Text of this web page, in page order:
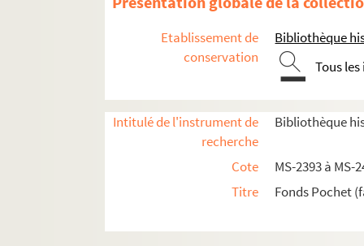
Etablissement de
conservation
Bibliothèque
Tous
Intitulé de l'instrument de
recherche
Bibliothèque
Cote
MS-2393 à MS-
Titre
Fonds Pochet
4-MS-2399. Papiers de Jean-Baptiste-
4-MS-2400. Succession d'Estelle-
Papiers relatifs au décès de Louis-Jean
2-MS-2402. Papiers Pochet-Deroche.
4-MS-2403. Papiers d'affaires de Pochet-
4-MS-2404. Papiers notariés de Pochet-
4-MS-2405. Papiers relatifs aux maisons
Fol. 1. Description d'un grand magasin